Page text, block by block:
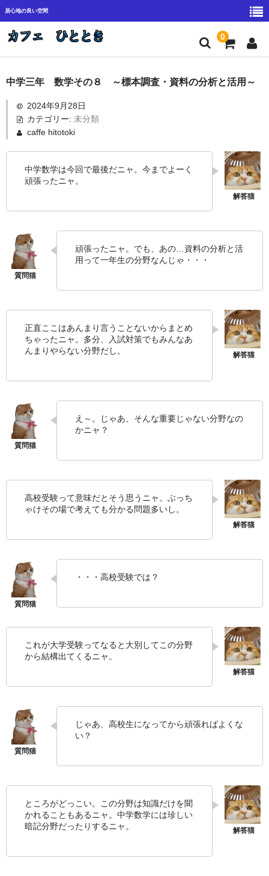
居心地の良い空間
0
カフェひととき
小学生指導方針
中学高校生指導方針
中学三年 数学その８ ～標本調査・資料の分析と活用～
2024年9月28日
カテゴリー: 未分類
caffe hitotoki
中学数学は今回で最後だニャ。今までよーく
頑張ったニャ。
頑張ったニャ。でも、あの…資料の分析と活
用って一年生の分野なんじゃ・・・
正直ここはあんまり言うことないからまとめ
ちゃったニャ。多分、入試対策でもみんなあ
んまりやらない分野だし。
え～。じゃあ、そんな重要じゃない分野なの
かニャ？
高校受験って意味だとそう思うニャ。ぶっち
ゃけその場で考えても分かる問題多いし。
・・・高校受験では？
これが大学受験ってなると大別してこの分野
から結構出てくるニャ。
じゃあ、高校生になってから頑張ればよくな
い？
ところがどっこい。この分野は知識だけを聞
かれることもあるニャ。中学数学には珍しい
暗記分野だったりするニャ。